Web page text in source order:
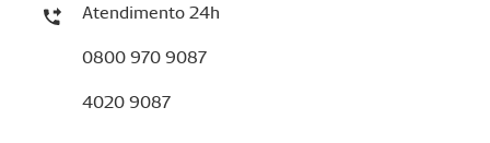
Atendimento 24h
0800 970 9087
4020 9087